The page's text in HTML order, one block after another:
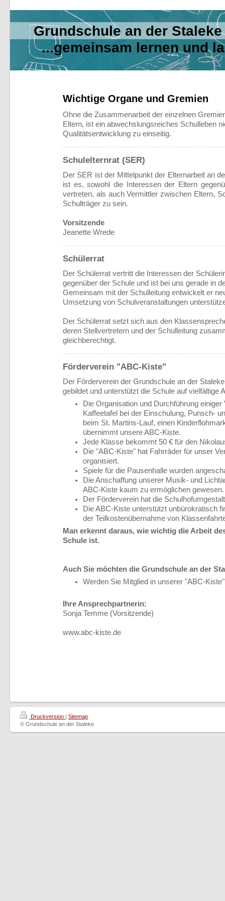
Grundschule an der
...gemeinsam lernen und
Wichtige Organe und Gremien
Ohne die Zusammenarbeit der einzelnen
Eltern, ist ein abwechslungsreiches Schulleben
Qualitätsentwicklung zu einseitig.
Schulelternrat (SER)
Der SER ist der Mittelpunkt der Elternarbeit an
ist es, sowohl die Interessen der Eltern
vertreten, als auch Vermittler zwischen Eltern,
Schulträger zu sein.
Vorsitzende
Jeanette Wrede
Schülerrat
Der Schülerrat vertritt die Interessen der
gegenüber der Schule und ist bei uns gerade in
Gemeinsam mit der Schulleitung entwickelt er
Umsetzung von Schulveranstaltungen
Der Schülerrat setzt sich aus den
deren Stellvertretern und der Schulleitung
gleichberechtigt.
Förderverein "ABC-Kiste"
Der Förderverein der Grundschule an der
gebildet und unterstützt die Schule auf vielfältige
Die Organisation und Durchführung
Kaffeetafel bei der Einschulung, Punsch-
beim St. Martins-Lauf, einen
übernimmt unsere ABC-Kiste.
Jede Klasse bekommt 50 € für den
Die "ABC-Kiste" hat Fahrräder für unser
organisiert.
Spiele für die Pausenhalle wurden
Die Anschaffung unserer Musik- und
ABC-Kiste kaum zu ermöglichen gewesen.
Der Förderverein hat die
Die ABC-Kiste unterstützt unbürokratisch
der Teilkostenübernahme von
Man erkennt daraus, wie wichtig die Arbeit
Schule ist.
Auch Sie möchten die Grundschule an der
Werden Sie Mitglied in unserer "ABC-
Ihre Ansprechpartnerin:
Sonja Temme (Vorsitzende)
www.abc-kiste.de
Druckversion | Sitemap
© Grundschule an der Staleke